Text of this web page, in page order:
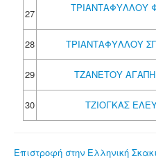
27
ΤΡΙΑΝΤΑΦΥΛΛΟΥ
28
ΤΡΙΑΝΤΑΦΥΛΛΟΥ
29
ΤΖΑΝΕΤΟΥ
30 ΤΖΙΟΓΚΑΣ
Επιστροφή στην Ελληνική